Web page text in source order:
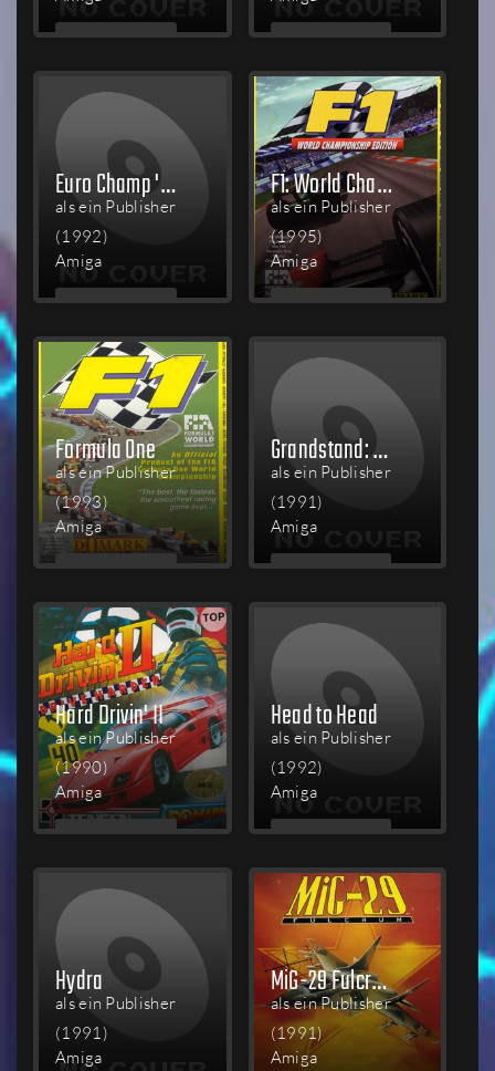
MEHR MEHR
Euro Champ '92
als ein Publisher
(1992)
Amiga
MEHR
F1: World Championship Edition
als ein Publisher
(1995)
Amiga
MEHR
Formula One
als ein Publisher
(1993)
Amiga
MEHR
Grandstand: The Ultimate Sports Compilation
als ein Publisher
(1991)
Amiga
MEHR
Hard Drivin' II
als ein Publisher
(1990)
Amiga
MEHR
Head to Head
als ein Publisher
(1992)
Amiga
MEHR
Hydra
als ein Publisher
(1991)
Amiga
MiG-29 Fulcrum
als ein Publisher
(1991)
Amiga